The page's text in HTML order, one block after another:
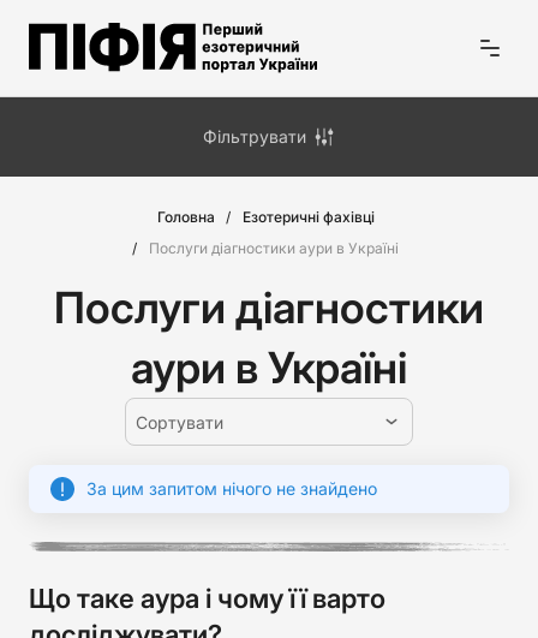
Головна
Езотеричні фахівці
Послуги діагностики аури в Україні
Послуги діагностики
аури в Україні
Сортувати
За цим запитом нічого не знайдено
Що таке аура і чому її варто
Фільтрувати